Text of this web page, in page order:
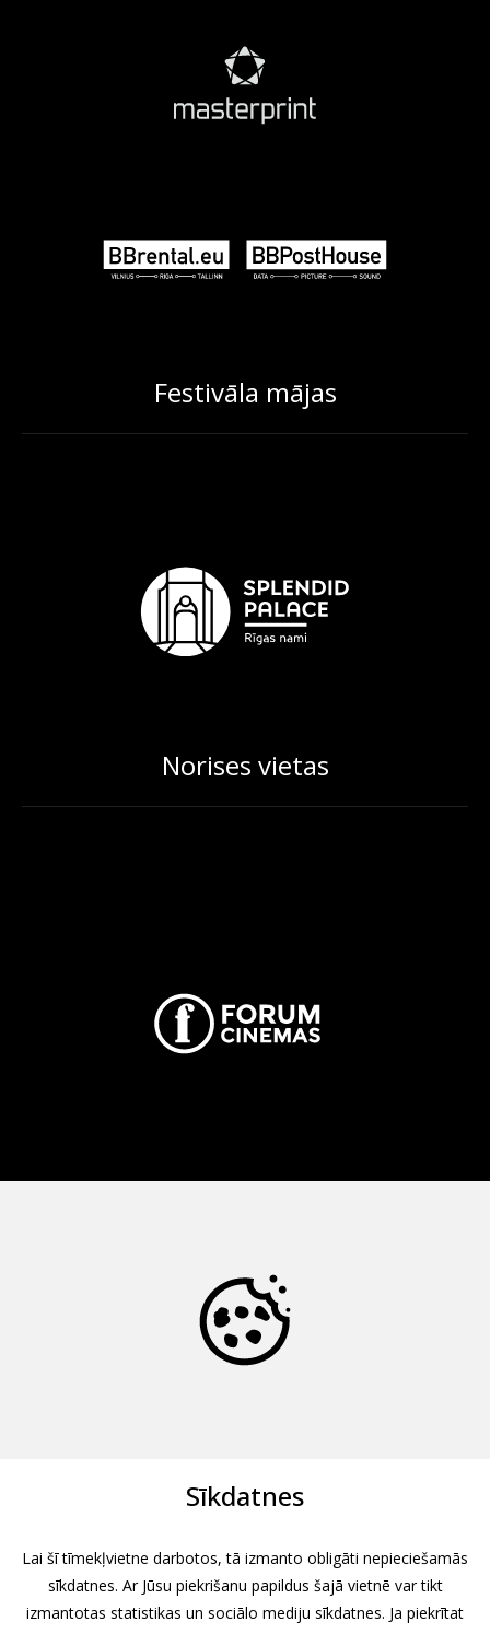
Festivāla mājas
Norises vietas
Sīkdatnes
Lai šī tīmekļvietne darbotos, tā izmanto obligāti nepieciešamās
sīkdatnes. Ar Jūsu piekrišanu papildus šajā vietnē var tikt
izmantotas statistikas un sociālo mediju sīkdatnes. Ja piekrītat